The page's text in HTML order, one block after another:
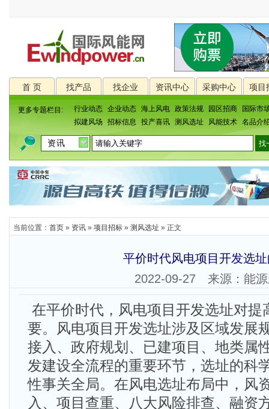
首 页 找产品 找企业 资讯中心 采购中心 项目
更多专题栏目: 行业动态 企业动态 海上风电 政策法规 园区招商
国际市
拟建风场
招标信息 投产喜讯 测风选址 风能技术 名品介
当前位置： 首页 » 资讯 » 项目招标 » 测风选址 » 正文
平价时代风电项目开发选
2022-09-27 来源：能
在平价时代，风电项目开发选址对提
要。风电项目开发选址涉及区域发展
接入、政府规划、已建项目、地类属
发建设全流程的重要环节，选址的科
性事关全局。在风电选址布局中，风
入、项目查重、八大风险排查、融资